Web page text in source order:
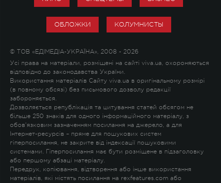
ОБЛОЖКИ КОЛУМНИСТЫ
© ТОВ «ЕДІМЕДІА-УКРАЇНА», 2008 - 2026
Усі права на матеріали, розміщені на сайті viva.ua, охороняються
відповідно до законодавства України.
Використання матеріалів Сайту viva.ua в оригінальному розмірі
(в повному обсязі) без письмового дозволу редакції
забороняється.
Дозволяється републікація та цитування статей обсягом не
більше 250 знаків для одного інформаційного матеріалу, з
обов'язковим зазначенням посилання на джерело, а для
Інтернет-ресурсів – пряме для пошукових систем
гіперпосилання, не закрите від індексації пошуковими
системами. Гіперпосилання має бути розміщене в підзаголовку
або першому абзаці матеріалу.
Передрук, копіювання, відтворення або інше використання
матеріалів, які містять посилання на rexfeatures.com або